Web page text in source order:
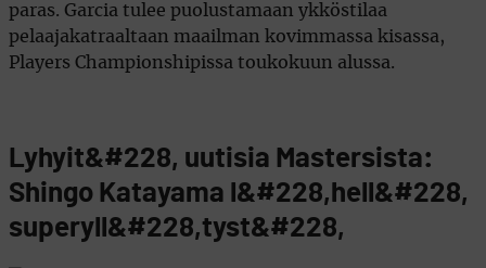
paras. Garcia tulee puolustamaan ykköstilaa
pelaajakatraaltaan maailman kovimmassa kisassa,
Players Championshipissa toukokuun alussa.
Lyhyit&#228, uutisia Mastersista:
Shingo Katayama l&#228,hell&#228,
superyll&#228,tyst&#228,